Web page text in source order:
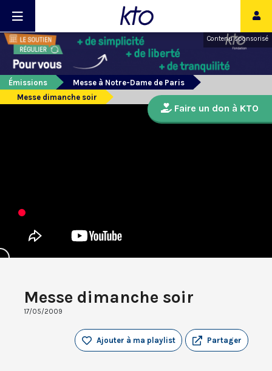
Contenu sponsorisé
Émissions
Messe à Notre-Dame de Paris
Messe dimanche soir
Messe dimanche soir
17/05/2009
Partager
Ajouter à ma playlist
Faire un don à KTO